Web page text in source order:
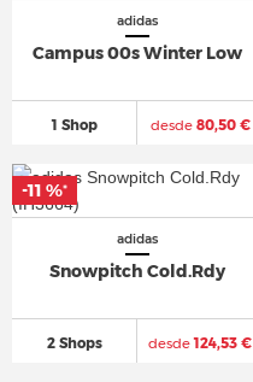
adidas
Campus 00s Winter Low
1 Shop desde80,50 €
adidas
Snowpitch Cold.Rdy
2 Shops desde124,53 €
-11 %*